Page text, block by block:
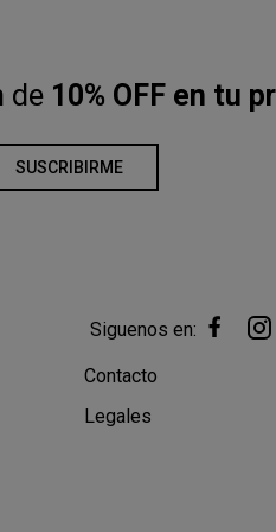
de 10% OFF en tu
SUSCRIBIRME
Siguenos en:
Contacto
Legales